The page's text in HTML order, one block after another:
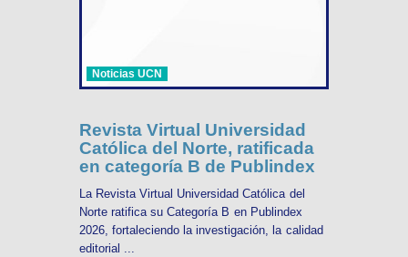
Noticias UCN
Revista Virtual Universidad
Católica del Norte, ratificada
en categoría B de Publindex
La Revista Virtual Universidad Católica del
Norte ratifica su Categoría B en Publindex
2026, fortaleciendo la investigación, la calidad
editorial ...